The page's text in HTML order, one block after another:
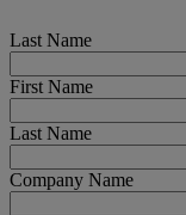
Last Name
First Name
Last Name
Company Name